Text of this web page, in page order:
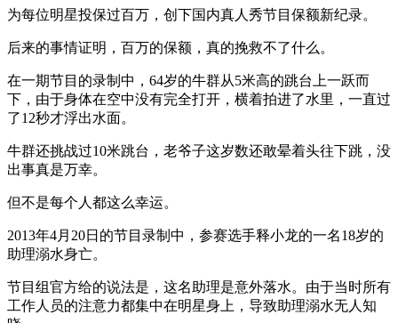
为每位明星投保过百万，创下国内真人秀节目保额新纪录。
后来的事情证明，百万的保额，真的挽救不了什么。
在一期节目的录制中，64岁的牛群从5米高的跳台上一跃而
下，由于身体在空中没有完全打开，横着拍进了水里，一直过
了12秒才浮出水面。
牛群还挑战过10米跳台，老爷子这岁数还敢晕着头往下跳，没
出事真是万幸。
但不是每个人都这么幸运。
2013年4月20日的节目录制中，参赛选手释小龙的一名18岁的
助理溺水身亡。
节目组官方给的说法是，这名助理是意外落水。由于当时所有
工作人员的注意力都集中在明星身上，导致助理溺水无人知